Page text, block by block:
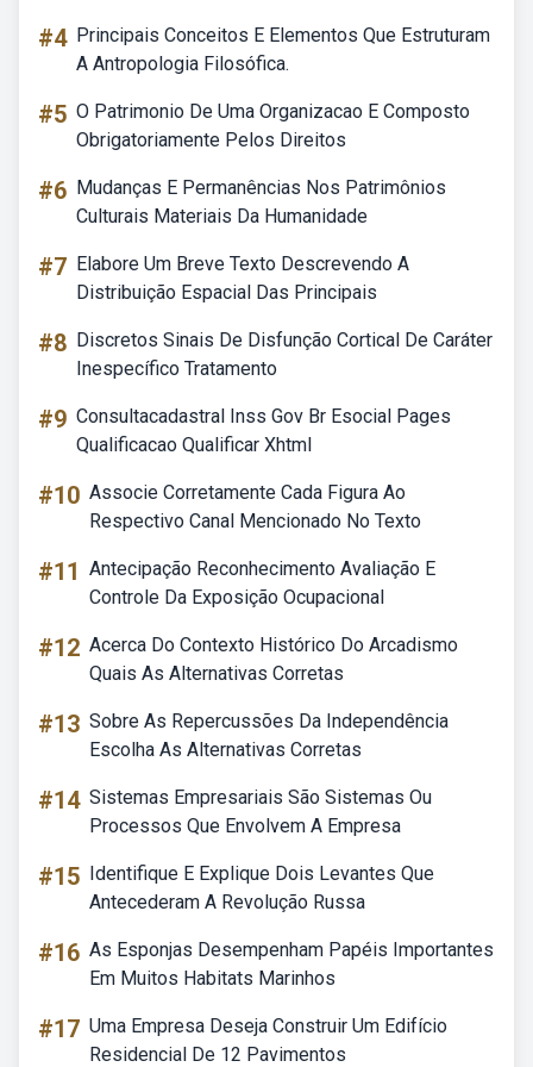
#4 Principais Conceitos E Elementos Que Estruturam
A Antropologia Filosófica.
#5 O Patrimonio De Uma Organizacao E Composto
Obrigatoriamente Pelos Direitos
#6 Mudanças E Permanências Nos Patrimônios
Culturais Materiais Da Humanidade
#7 Elabore Um Breve Texto Descrevendo A
Distribuição Espacial Das Principais
#8 Discretos Sinais De Disfunção Cortical De Caráter
Inespecífico Tratamento
#9 Consultacadastral Inss Gov Br Esocial Pages
Qualificacao Qualificar Xhtml
#10 Associe Corretamente Cada Figura Ao
Respectivo Canal Mencionado No Texto
#11 Antecipação Reconhecimento Avaliação E
Controle Da Exposição Ocupacional
#12 Acerca Do Contexto Histórico Do Arcadismo
Quais As Alternativas Corretas
#13 Sobre As Repercussões Da Independência
Escolha As Alternativas Corretas
#14 Sistemas Empresariais São Sistemas Ou
Processos Que Envolvem A Empresa
#15 Identifique E Explique Dois Levantes Que
Antecederam A Revolução Russa
#16 As Esponjas Desempenham Papéis Importantes
Em Muitos Habitats Marinhos
#17 Uma Empresa Deseja Construir Um Edifício
Residencial De 12 Pavimentos